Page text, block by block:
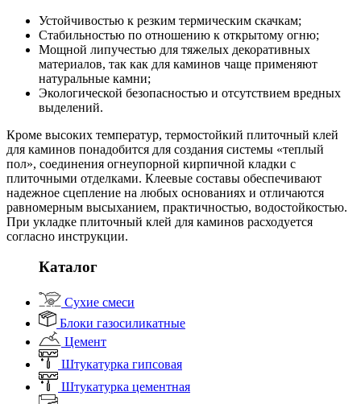
Устойчивостью к резким термическим скачкам;
Стабильностью по отношению к открытому огню;
Мощной липучестью для тяжелых декоративных
материалов, так как для каминов чаще применяют
натуральные камни;
Экологической безопасностью и отсутствием вредных
выделений.
Кроме высоких температур, термостойкий плиточный клей
для каминов понадобится для создания системы «теплый
пол», соединения огнеупорной кирпичной кладки с
плиточными отделками. Клеевые составы обеспечивают
надежное сцепление на любых основаниях и отличаются
равномерным высыханием, практичностью, водостойкостью.
При укладке плиточный клей для каминов расходуется
согласно инструкции.
Каталог
Сухие смеси
Блоки газосиликатные
Цемент
Штукатурка гипсовая
Штукатурка цементная